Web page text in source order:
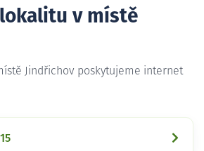
v místě
Jindřichov poskytujeme internet